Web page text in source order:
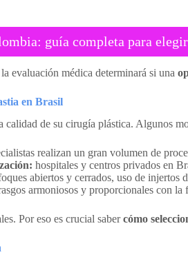
guía completa para
evaluación médica determinará si una
en Brasil
de su cirugía plástica. Algunos
realizan un gran volumen de
hospitales y centros privados en
abiertos y cerrados, uso de injertos
armoniosos y proporcionales con la
Por eso es crucial sabercómo